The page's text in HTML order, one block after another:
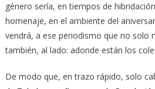
género sería, en tiempos de
homenaje, en el ambiente del
vendrá, a ese periodismo que no solo
también, al lado: adonde están los
De modo que, en trazo rápido, solo